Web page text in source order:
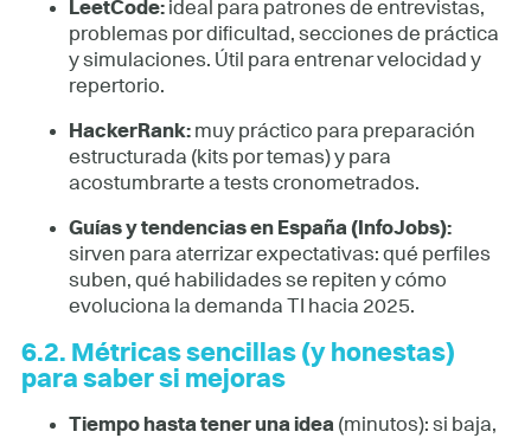
LeetCode: ideal para patrones de entrevistas,
problemas por dificultad, secciones de práctica
y simulaciones. Útil para entrenar velocidad y
repertorio.
HackerRank: muy práctico para preparación
estructurada (kits por temas) y para
acostumbrarte a tests cronometrados.
Guías y tendencias en España (InfoJobs):
sirven para aterrizar expectativas: qué perfiles
suben, qué habilidades se repiten y cómo
evoluciona la demanda TI hacia 2025.
6.2. Métricas sencillas (y honestas)
para saber si mejoras
Tiempo hasta tener una idea (minutos): si baja,